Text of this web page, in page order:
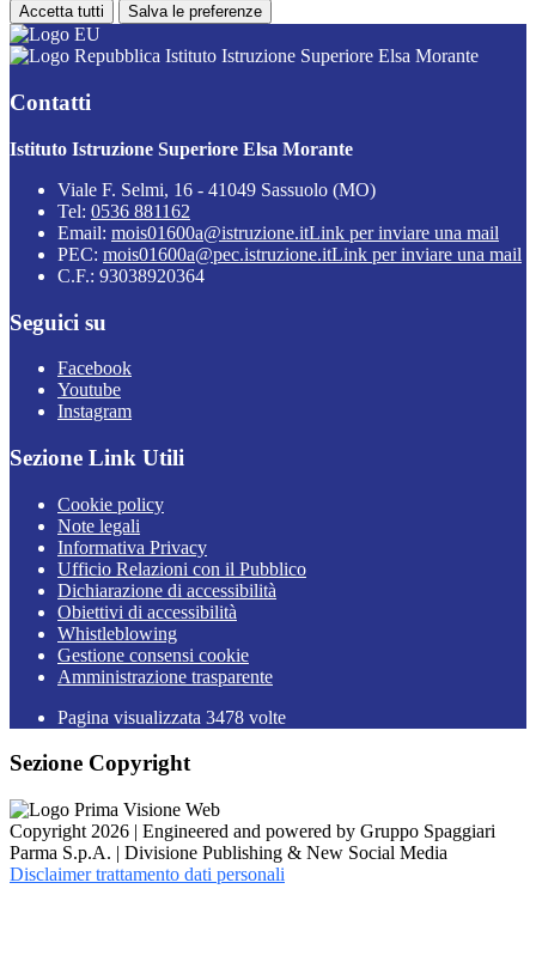
Accetta tutti Salva le preferenze
Istituto Istruzione Superiore Elsa Morante
Contatti
Istituto Istruzione Superiore Elsa Morante
Viale F. Selmi, 16 - 41049 Sassuolo (MO)
Tel: 0536 881162
Email: mois01600a@istruzione.itLink per inviare una mail
PEC: mois01600a@pec.istruzione.itLink per inviare una mail
C.F.: 93038920364
Seguici su
Facebook
Youtube
Instagram
Sezione Link Utili
Cookie policy
Note legali
Informativa Privacy
Ufficio Relazioni con il Pubblico
Dichiarazione di accessibilità
Obiettivi di accessibilità
Whistleblowing
Gestione consensi cookie
Amministrazione trasparente
Pagina visualizzata 3478 volte
Sezione Copyright
Copyright 2026 | Engineered and powered by Gruppo Spaggiari
Parma S.p.A. | Divisione Publishing & New Social Media
Disclaimer trattamento dati personali